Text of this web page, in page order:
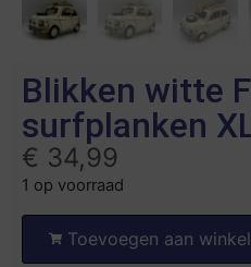
Blikken witte
surfplanken
€ 34,99
1 op voorraad
Toevoegen aan